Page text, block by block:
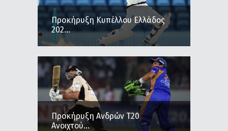
Προκήρυξη Κυπέλλου Ελλάδος
202...
Προκήρυξη Ανδρών Τ20
Ανοιχτού...